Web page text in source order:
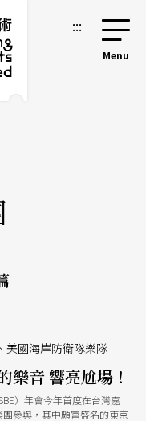
:::
美國海岸防衛隊樂隊
樂音 響亮尬場！
）年會今年首度在台灣嘉
參與，其中頗富盛名的東京